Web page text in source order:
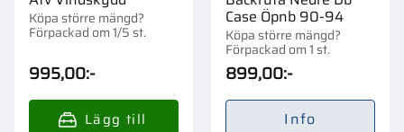
Köpa större mängd?
Förpackad om 1/5 st.
995,00:-
Case Öpnb 90-94
Köpa större mängd?
Förpackad om 1 st.
899,00:-
Info